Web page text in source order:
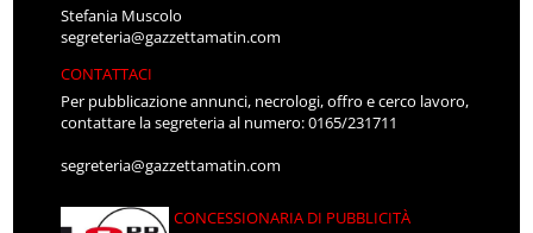
Stefania Muscolo
segreteria@gazzettamatin.com
CONTATTACI
Per pubblicazione annunci, necrologi, offro e cerco lavoro,
contattare la segreteria al numero: 0165/231711
segreteria@gazzettamatin.com
CONCESSIONARIA DI PUBBLICITÀ